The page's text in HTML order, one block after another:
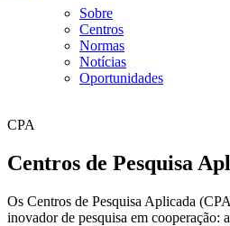
Sobre
Centros
Normas
Notícias
Oportunidades
CPA
Centros de Pesquisa
Os Centros de Pesquisa Aplicada
inovador de pesquisa em cooperação: